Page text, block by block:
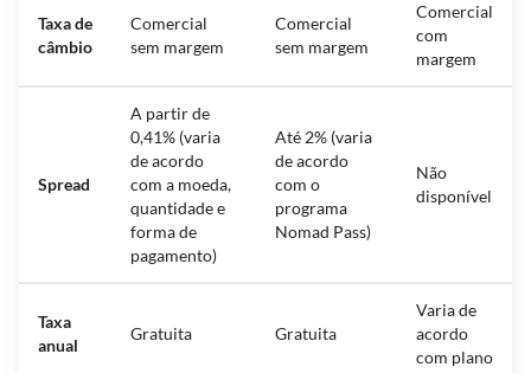
Taxa de
câmbio
Comercial
sem margem
Comercial
sem margem
Comercial
com
margem
Spread
A partir de
0,41% (varia
de acordo
com a moeda,
quantidade e
forma de
pagamento)
Até 2% (varia
de acordo
com o
programa
Nomad Pass)
Não
disponível
Taxa
anual
Gratuita Gratuita
Varia de
acordo
com plano